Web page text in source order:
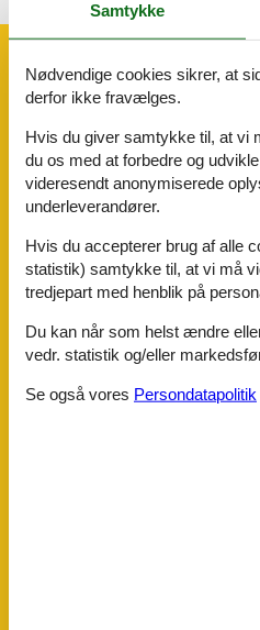
Faciliteter
Afstand
Afstand vandresti/cykelsti 0-100m
Strandafstand >500m
Badeværelse
Beliggenhed
Central beliggenhed
Strandferie
Ved busstoppestedet
Bo & Sove
Sofa seng
Samtykke
Nødvendige cookies sikrer, at
derfor ikke fravælges.
Hvis du giver samtykke til, at vi
du os med at forbedre og
videresendt anonymiserede
underleverandører.
Hvis du accepterer brug af alle
statistik) samtykke til, at vi må
tredjepart med henblik på
Du kan når som helst ændre
vedr. statistik og/eller
Se også vores Persondatapolitik